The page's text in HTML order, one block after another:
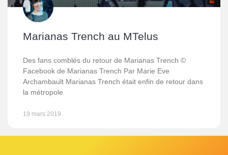
Marianas Trench au MTelus
Des fans comblés du retour de Marianas Trench ©
Facebook de Marianas Trench Par Marie Eve
Archambault Marianas Trench était enfin de retour dans
la métropole
19 mars 2019